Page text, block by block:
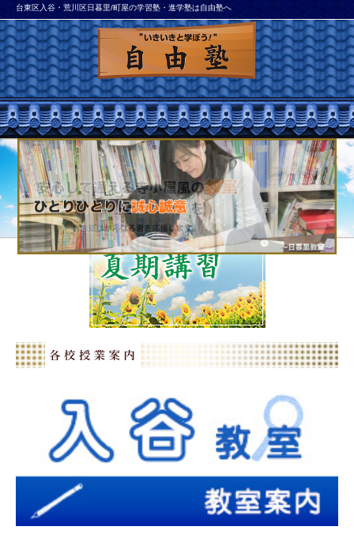
台東区入谷・荒川区日暮里/町屋の学習塾・進学塾は自由塾へ